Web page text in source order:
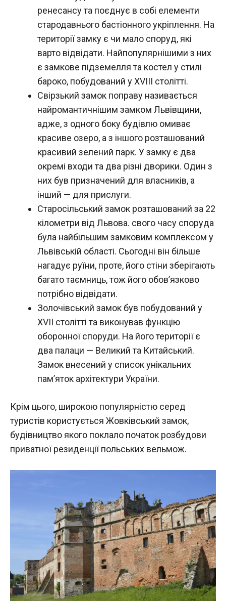
ренесансу та поєднує в собі елементи
стародавнього бастіонного укріплення. На
території замку є чи мало споруд, які
варто відвідати. Найпопулярнішими з них
є замкове підземелля та костел у стилі
бароко, побудований у XVIII столітті.
Свірзький замок поправу називається
найромантичнішим замком Львівщини,
адже, з одного боку будівлю омиває
красиве озеро, а з іншого розташований
красивий зелений парк. У замку є два
окремі входи та два різні дворики. Один з
них був призначений для власників, а
інший — для прислуги.
Старосільський замок розташований за 22
кілометри від Львова. свого часу споруда
була найбільшим замковим комплексом у
Львівській області. Сьогодні він більше
нагадує руїни, проте, його стіни зберігають
багато таємниць, тож його обов’язково
потрібно відвідати.
Золочівський замок був побудований у
XVII столітті та виконував функцію
оборонної споруди. На його території є
два палаци — Великий та Китайський.
Замок внесений у список унікальних
пам’яток архітектури України.
Крім цього, широкою популярністю серед
туристів користується Жовківський замок,
будівництво якого поклало початок розбудови
приватної резиденції польських вельмож.